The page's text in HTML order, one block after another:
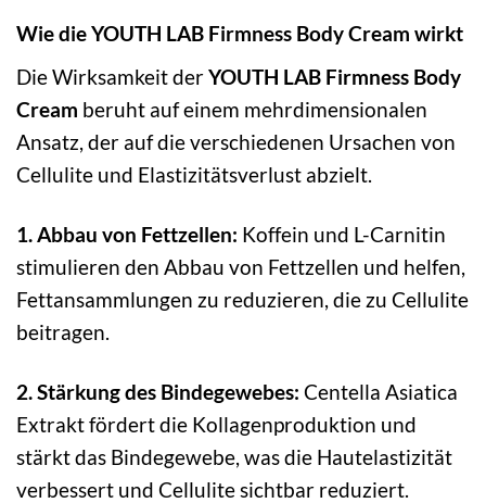
Wie die YOUTH LAB Firmness Body Cream wirkt
Die Wirksamkeit derYOUTH LAB Firmness Body
Cream beruht auf einem mehrdimensionalen
Ansatz, der auf die verschiedenen Ursachen von
Cellulite und Elastizitätsverlust abzielt.
1. Abbau von Fettzellen: Koffein und L-Carnitin
stimulieren den Abbau von Fettzellen und helfen,
Fettansammlungen zu reduzieren, die zu Cellulite
beitragen.
2. Stärkung des Bindegewebes: Centella Asiatica
Extrakt fördert die Kollagenproduktion und
stärkt das Bindegewebe, was die Hautelastizität
verbessert und Cellulite sichtbar reduziert.